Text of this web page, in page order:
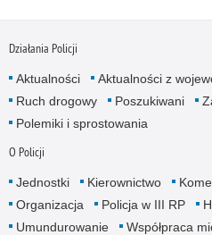
Działania Policji
Aktualności Aktualności z
Ruch drogowy
Poszukiwani
Polemiki i sprostowania
O Policji
Jednostki Kierownictwo
Organizacja
Policja w III RP
Umundurowanie
Współpraca